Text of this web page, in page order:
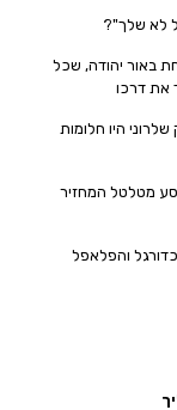
לא שלך"?
באור יהודה, שכל
את דרכו
שלרוני היו חלומות
מטלטל המחזיר
והפלאפל